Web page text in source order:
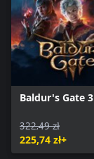
Baldur's Gate 3
322,49 zł
225,74 zł+